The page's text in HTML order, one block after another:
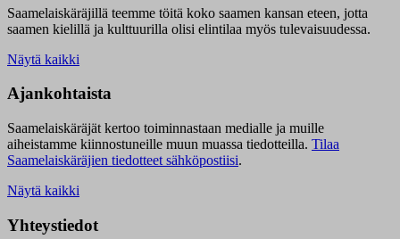
Saamelaiskäräjillä teemme töitä koko saamen kansan eteen, jotta
saamen kielillä ja kulttuurilla olisi elintilaa myös tulevaisuudessa.
Näytä kaikki
Ajankohtaista
Saamelaiskäräjät kertoo toiminnastaan medialle ja muille
aiheistamme kiinnostuneille muun muassa tiedotteilla. Tilaa
Saamelaiskäräjien tiedotteet sähköpostiisi.
Näytä kaikki
Yhteystiedot